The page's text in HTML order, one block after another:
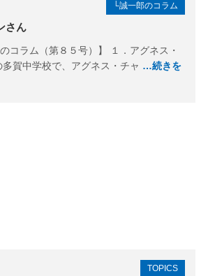
└誠一郎のコラム
さん
コラム（第８５号）】 １．アグネス・
賀中学校で、アグネス・チャ …続きを
TOPICS